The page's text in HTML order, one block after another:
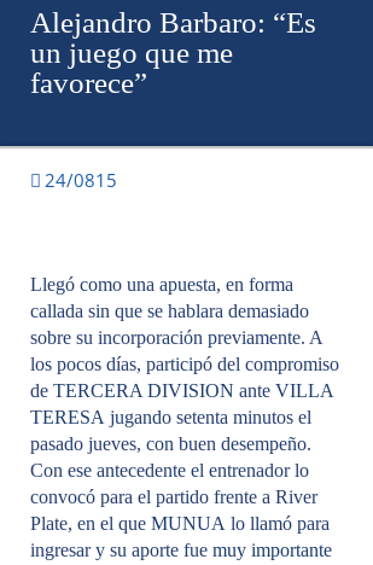
Alejandro Barbaro: “Es
un juego que me
favorece”
24/0815
Llegó como una apuesta, en forma
callada sin que se hablara demasiado
sobre su incorporación previamente. A
los pocos días, participó del compromiso
de TERCERA DIVISION ante VILLA
TERESA jugando setenta minutos el
pasado jueves, con buen desempeño.
Con ese antecedente el entrenador lo
convocó para el partido frente a River
Plate, en el que MUNUA lo llamó para
ingresar y su aporte fue muy importante